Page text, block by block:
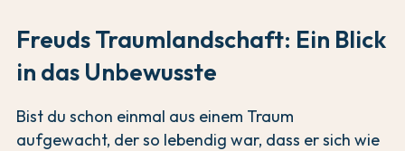
Freuds Traumlandschaft: Ein Blick
in das Unbewusste
Bist du schon einmal aus einem Traum
aufgewacht, der so lebendig war, dass er sich wie